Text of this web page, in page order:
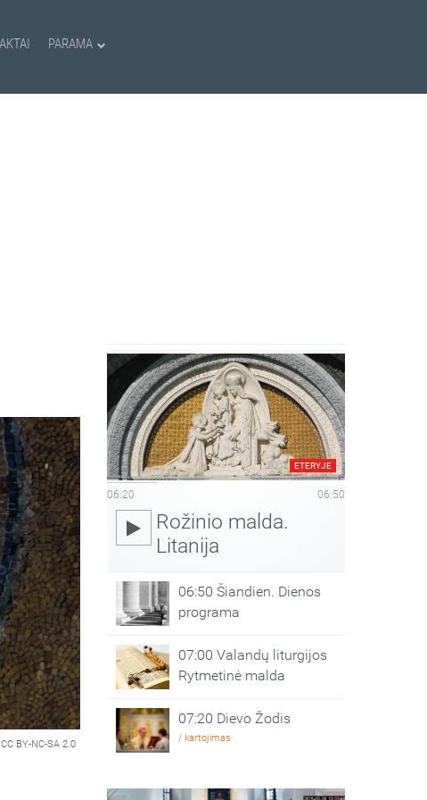
PARAMA
CC BY-NC-SA 2.0
ETERYJE
06:20 06:50
Rožinio malda.
Litanija
06:50 Šiandien. Dienos
programa
07:00 Valandų liturgijos
Rytmetinė malda
07:20 Dievo Žodis
/ kartojimas